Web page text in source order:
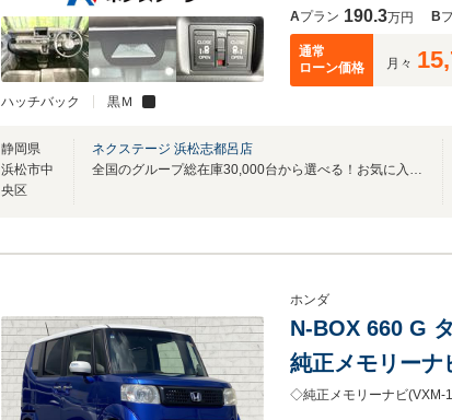
ハッチバック 黒Ｍ
Aプラン 190.3万円 B
通常
ローン価格
月々
静岡県
浜松市中
央区
ネクステージ 浜松志都呂店
全国のグループ総在庫30,000台から選べる！お気に入りの愛車がきっと見つかります！
ホンダ
N-BOX 660 G
純正メモリー
クルーズコン